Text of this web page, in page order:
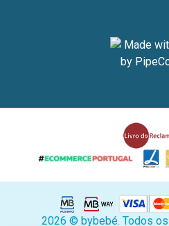
2026 © bybebé. Todos